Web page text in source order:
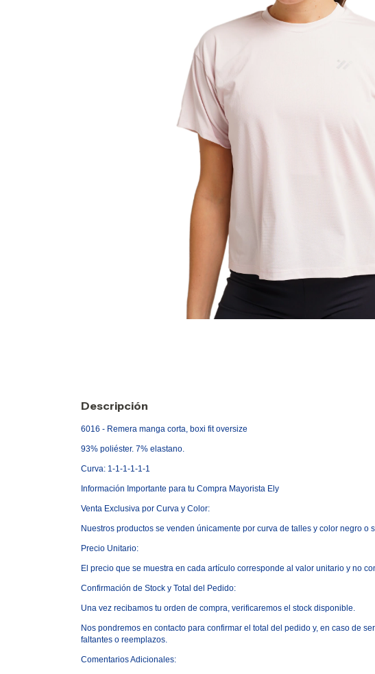
Descripción
6016 - Remera manga corta, boxi fit oversize
93% poliéster. 7% elastano.
Curva: 1-1-1-1-1-1
Información Importante para tu Compra Mayorista Ely
Venta Exclusiva por Curva y Color:
Nuestros productos se venden únicamente por curva de talles y color negro o
Precio Unitario:
El precio que se muestra en cada artículo corresponde al valor unitario y no
Confirmación de Stock y Total del Pedido:
Una vez recibamos tu orden de compra, verificaremos el stock disponible.
Nos pondremos en contacto para confirmar el total del pedido y, en caso de
faltantes o reemplazos.
Comentarios Adicionales: